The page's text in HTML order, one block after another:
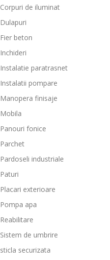
Corpuri de iluminat
Dulapuri
Fier beton
Inchideri
Instalatie paratrasnet
Instalatii pompare
Manopera finisaje
Mobila
Panouri fonice
Parchet
Pardoseli industriale
Paturi
Placari exterioare
Pompa apa
Reabilitare
Sistem de umbrire
sticla securizata